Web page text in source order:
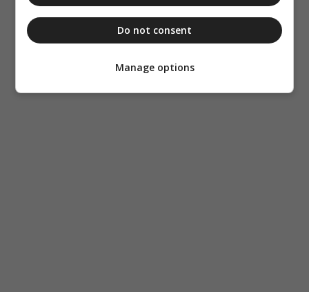
Do not consent
Manage options